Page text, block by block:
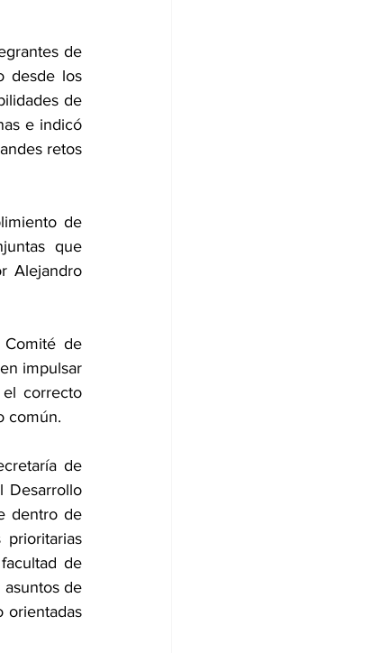
de
desde los
de
e indicó
retos
de
que
Alejandro
de
impulsar
el correcto
común.
de
Desarrollo
dentro de
de
de
orientadas